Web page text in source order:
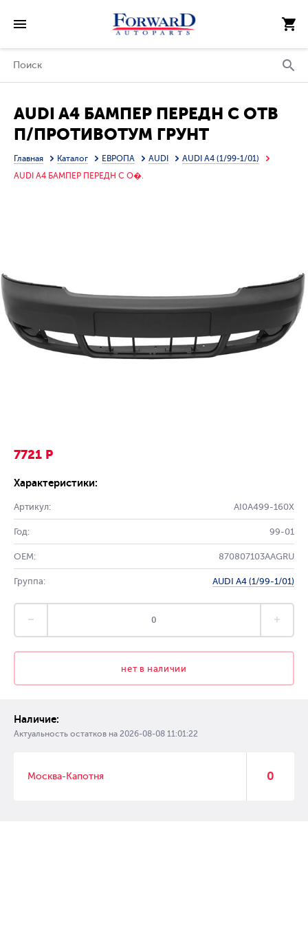
AUDI A4 БАМПЕР ПЕРЕДН С ОТВ
П/ПРОТИВОТУМ ГРУНТ
(ТАЙВАНЬ)
Главная Каталог ЕВРОПА AUDI
AUDI A4 (1/99-1/01)
AUDI A4 БАМПЕР ПЕРЕДН С О�.
7721 Р
Характеристики:
Артикул: AI0A499-160X
Год: 99-01
OEM: 870807103AAGRU
Группа: AUDI A4 (1/99-1/01)
нет в наличии
Наличие:
Актуальность остатков на 2026-08-08 11:01:22
Москва-Капотня 0